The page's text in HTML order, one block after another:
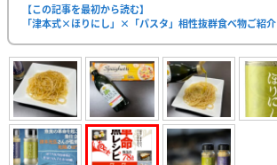
【この記事を最初から読む】
「津本式×ほりにし」×「パスタ」相性抜群食べ物ご紹介